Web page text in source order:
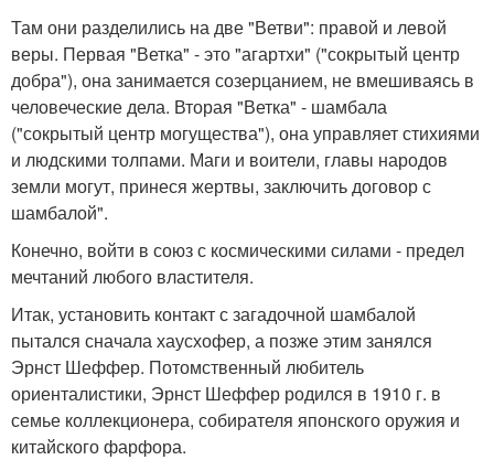
Там они разделились на две "Ветви": правой и левой
веры. Первая "Ветка" - это "агартхи" ("сокрытый центр
добра"), она занимается созерцанием, не вмешиваясь в
человеческие дела. Вторая "Ветка" - шамбала
("сокрытый центр могущества"), она управляет стихиями
и людскими толпами. Маги и воители, главы народов
земли могут, принеся жертвы, заключить договор с
шамбалой".
Конечно, войти в союз с космическими силами - предел
мечтаний любого властителя.
Итак, установить контакт с загадочной шамбалой
пытался сначала хаусхофер, а позже этим занялся
Эрнст Шеффер. Потомственный любитель
ориенталистики, Эрнст Шеффер родился в 1910 г. в
семье коллекционера, собирателя японского оружия и
китайского фарфора.